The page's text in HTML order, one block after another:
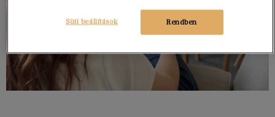
Rendben
Süti beállítások